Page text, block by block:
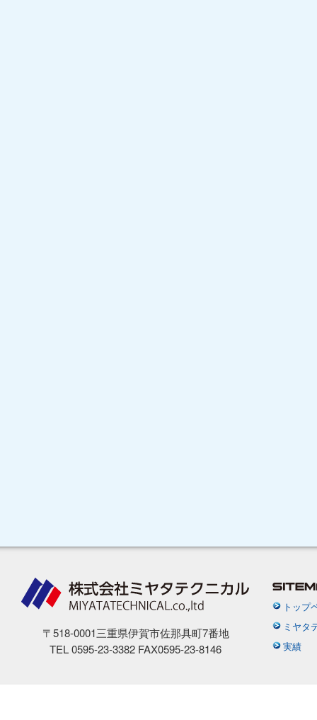
〒518-0001三重県伊賀市佐那具町7番地
TEL 0595-23-3382 FAX0595-23-8146
トップ
ミヤタ
実績